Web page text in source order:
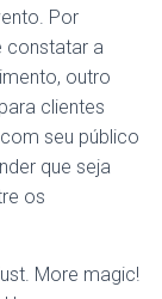
Por
constatar a
outro
clientes
seu público
que seja
os
More magic!